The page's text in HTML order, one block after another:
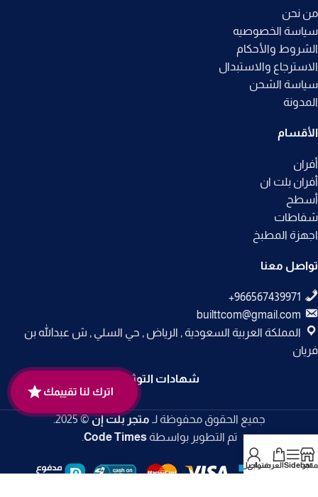
من نحن
سياسة الخصوصيه
الشروط والأحكام
الاسترجاع والاستبدال
سياسة الشحن
المدونة
الأقسام
أفران
أفران بلت ان
أسطح
شفاطات
اجهزة المطبخ
تواصل معنا
builttcom@gmail.com
المملكة العربية السعودية , الرياض , حي السلي , ش عبدالله بن
فريان
شهادات التوثيق
جميع الحقوق محفوظة لـ متجر بلت إن© 2025.
تم التطوير بواسطة Code Times
.
Sidebarالعربةحسابي
تواصل معنا
اترك لنا تقييمك